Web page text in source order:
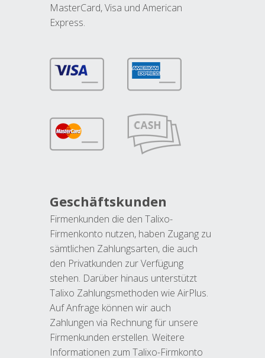
MasterCard, Visa und American
Express.
Geschäftskunden
Firmenkunden die den Talixo-
Firmenkonto nutzen, haben Zugang zu
sämtlichen Zahlungsarten, die auch
den Privatkunden zur Verfügung
stehen. Darüber hinaus unterstützt
Talixo Zahlungsmethoden wie AirPlus.
Auf Anfrage können wir auch
Zahlungen via Rechnung für unsere
Firmenkunden erstellen. Weitere
Informationen zum Talixo-Firmkonto